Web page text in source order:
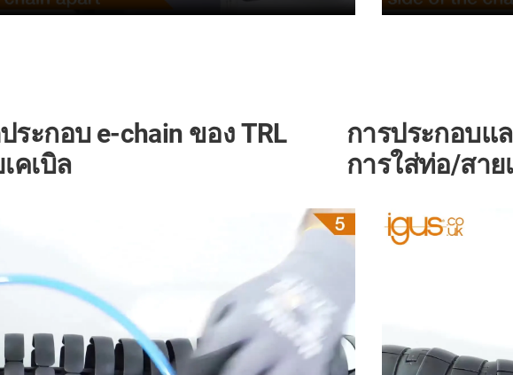
ะกอบ e-chain ของ TRL
คเบิล
การประกอบแ
การใส่ท่อ/สาย